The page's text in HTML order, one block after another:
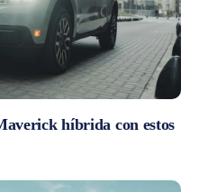
híbrida con estos